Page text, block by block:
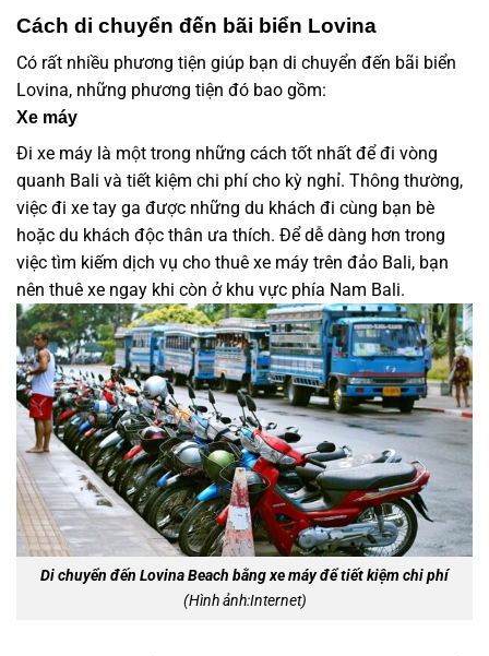
Cách di chuyển đến bãi biển Lovina
Có rất nhiều phương tiện giúp bạn di chuyển đến bãi biển
Lovina, những phương tiện đó bao gồm:
Xe máy
Đi xe máy là một trong những cách tốt nhất để đi vòng
quanh Bali và tiết kiệm chi phí cho kỳ nghỉ. Thông thường,
việc đi xe tay ga được những du khách đi cùng bạn bè
hoặc du khách độc thân ưa thích. Để dễ dàng hơn trong
việc tìm kiếm dịch vụ cho thuê xe máy trên đảo Bali, bạn
nên thuê xe ngay khi còn ở khu vực phía Nam Bali.
Di chuyển đến Lovina Beach bằng xe máy để tiết kiệm chi phí
(Hình ảnh:Internet)